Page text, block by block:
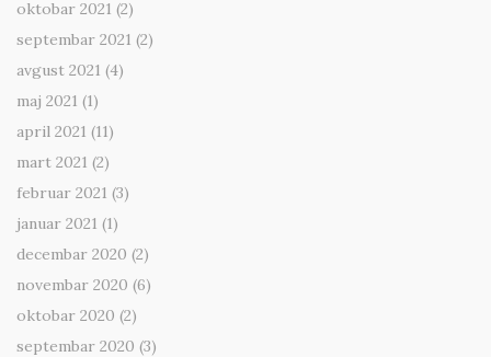
oktobar 2021 (2)
septembar 2021 (2)
avgust 2021 (4)
maj 2021 (1)
april 2021 (11)
mart 2021 (2)
februar 2021 (3)
januar 2021 (1)
decembar 2020 (2)
novembar 2020 (6)
oktobar 2020 (2)
septembar 2020 (3)